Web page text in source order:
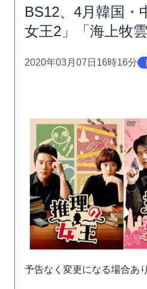
BS12、4月韓国
女王2」「海上牧
2020年03月07日16時16分
予告なく変更になる場合あり